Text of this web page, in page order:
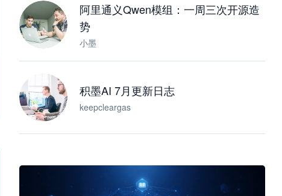
阿里通义Qwen模组：一周三次开源造
势
小墨
积墨AI 7月更新日志
keepcleargas